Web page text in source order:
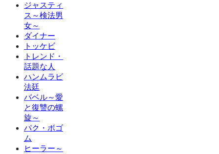
ジャスティ
ス～検法男
女～
ダイナー
トッケビ
トレンド・
話題な人
ハンムラビ
法廷
バベル～愛
と復讐の螺
旋～
パク・ボゴ
ム
ヒーラー～